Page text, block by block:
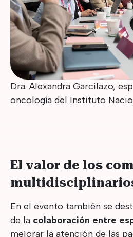
Dra. Alexandra Garcilazo,
oncología del Instituto
El valor de los
En el evento también se
de la colaboración entre
mejorar la atención de las